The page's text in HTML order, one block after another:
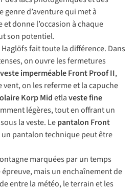
genre d’aventure qui met à
et donne l’occasion à chaque
son potentiel.
Haglöfs fait toute la différence. Dans
on ouvre les fermetures
veste imperméable Front Proof II,
on les referme et la capuche
Korp Midetlaveste fine
légères, tout en offrant un
la veste. Lepantalon Front
pantalon technique peut être
marquées par un temps
mais un enchaînement de
entre la météo, le terrain et les